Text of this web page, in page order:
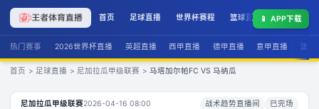
首页 足球直播 世界杯赛程 篮球直播 联赛积分
📱 APP下载
热门赛事 2026世界杯直播 英超直播 西甲直播 德甲直播 意甲直播 法甲
首页 > 足球直播 > 尼加拉瓜甲级联赛 > 马塔加尔帕FC VS 马纳瓜
马塔加尔帕FCVS马纳瓜 直播
尼加拉瓜甲级联赛2026-04-16 08:00 战术趋势直播间 已完场